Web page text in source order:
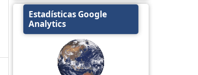
Estadísticas Google
Analytics